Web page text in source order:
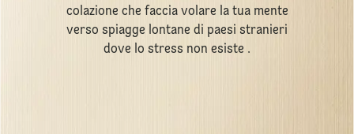
colazione che faccia volare la tua mente
verso spiagge lontane di paesi stranieri
dove lo stress non esiste .